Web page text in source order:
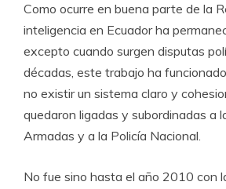
Como ocurre en buena parte de la
inteligencia en Ecuador ha
excepto cuando surgen disputas
décadas, este trabajo ha
no existir un sistema claro y
quedaron ligadas y subordinadas a
Armadas y a la Policía Nacional.
No fue sino hasta el año 2010 con